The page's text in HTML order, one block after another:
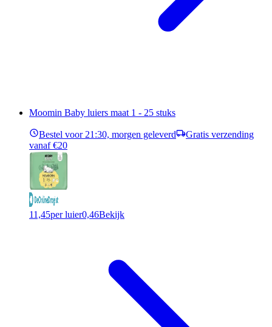
Moomin Baby luiers maat 1 - 25 stuks
Bestel voor 21:30, morgen geleverd
Gratis verzending
vanaf €20
11,45per luier0,46Bekijk